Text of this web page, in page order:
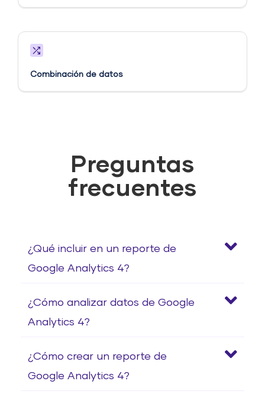
Combinación de datos
Preguntas
frecuentes
¿Qué incluir en un reporte de
Google Analytics 4?
¿Cómo analizar datos de Google
Analytics 4?
¿Cómo crear un reporte de
Google Analytics 4?